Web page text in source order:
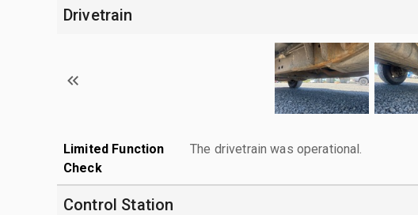
Drivetrain
Limited Function
Check
The drivetrain was operational.
Control Station